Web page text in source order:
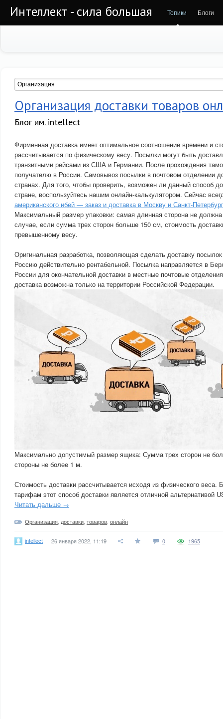
Интеллект - сила большая Топики Блоги
Организация доставки товаров
Блог им. intellect
Фирменная доставка имеет оптимальное соотношение времени и
рассчитывается по физическому весу. Посылки могут быть
транзитными рейсами из США и Германии. После прохождения
получателю в России. Самовывоз посылки в почтовом отделении
странах. Для того, чтобы проверить, возможен ли данный способ
стране, воспользуйтесь нашим онлайн-калькулятором. Сейчас
американского ибей — заказ и доставка в Москву и Санкт-Петербург
Максимальный размер упаковки: самая длинная сторона не
случае, если сумма трех сторон больше 150 см, стоимость
превышенному весу.
Оригинальная разработка, позволяющая сделать доставку
Россию действительно рентабельной. Посылка направляется в
России для окончательной доставки в местные почтовые
доставка возможна только на территории Российской Федерации.
Максимально допустимый размер ящика: Сумма трех сторон не
стороны не более 1 м.
Стоимость доставки рассчитывается исходя из физического
тарифам этот способ доставки является отличной альтернативой
Читать дальше →
Организация доставки товаров онлайн
intellect 26 января 2022, 11:19 0 1965